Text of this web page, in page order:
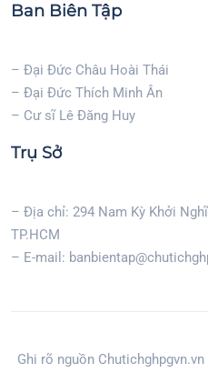
Ban Biên Tập
– Đại Đức Châu Hoài Thái
– Đại Đức Thích Minh Ân
– Cư sĩ Lê Đăng Huy
Trụ Sở
– Địa chỉ: 294 Nam Kỳ Khởi
TP.HCM
– E-mail:
Ghi rõ nguồn